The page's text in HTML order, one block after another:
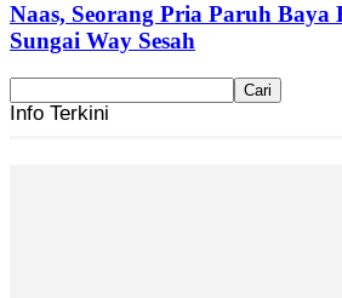
Naas, Seorang Pria Paruh
Sungai Way Sesah
Info Terkini